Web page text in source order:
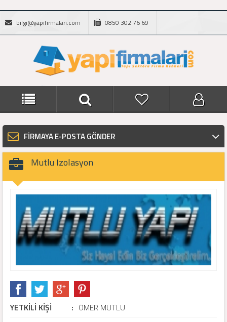
bilgi@yapifirmalari.com 0850 302 76 69
FİRMAYA E-POSTA GÖNDER
Mutlu Izolasyon
YETKİLİ KİŞİ : ÖMER MUTLU